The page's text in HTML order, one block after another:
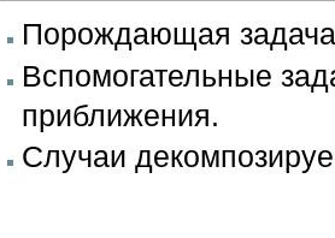
Порождающая
Вспомогательные
приближения.
Случаи